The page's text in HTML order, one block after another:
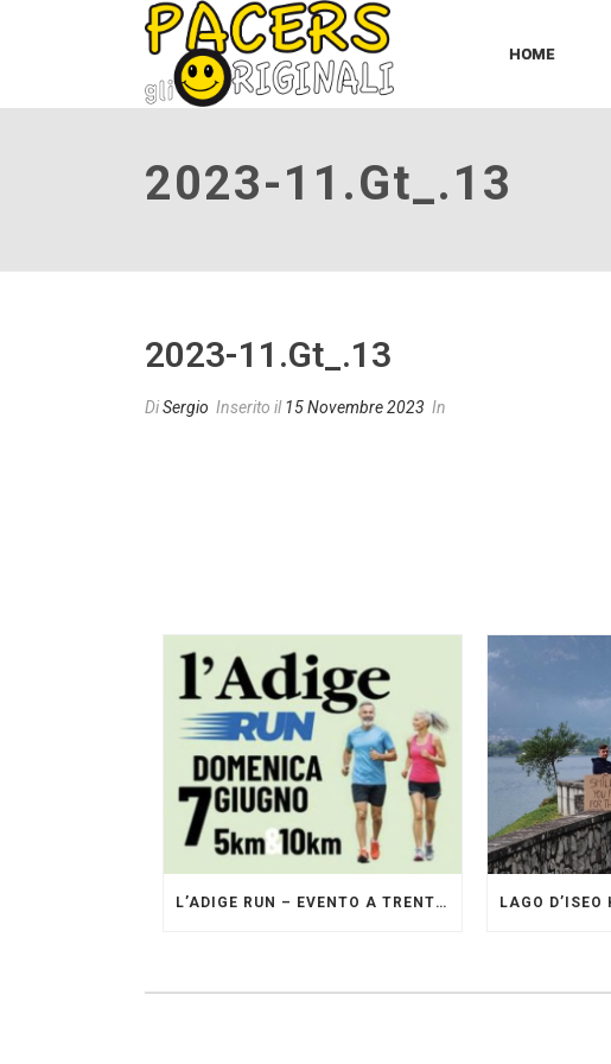
HOME
2023-11.gt_.13
2023-11.gt_.13
DiSergio Inserito il15 Novembre 2023 In
L’ADIGE RUN – EVENTO A TRENTO GESTITO DAI PACERS GLI ORIGINALI